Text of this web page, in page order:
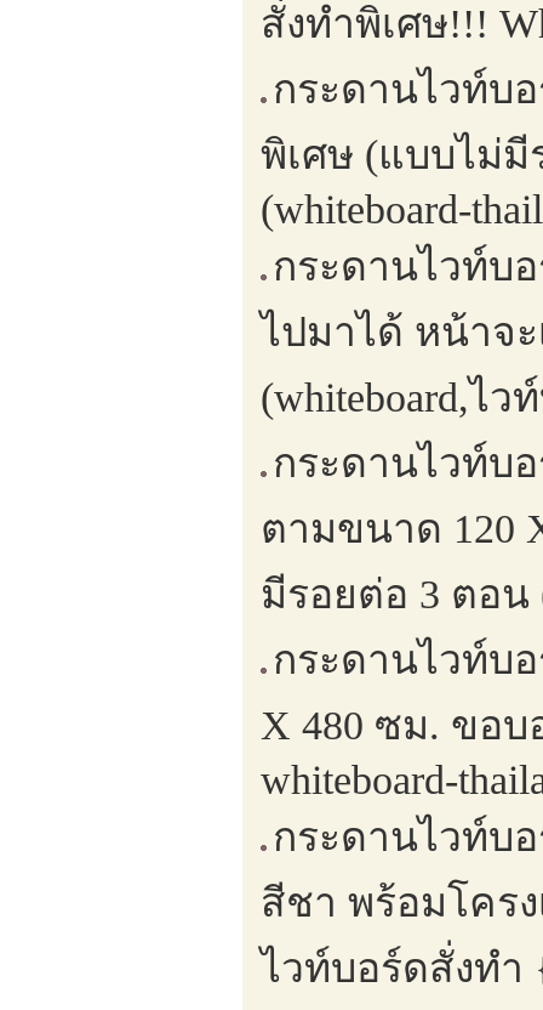
สั่งทำพิเศษ!!!
กระดานไวท์บ
พิเศษ (แบบไม่มี
(whiteboard-
กระดานไวท์บ
ไปมาได้ หน้าจ
(whiteboard,ไ
กระดานไวท์บ
ตามขนาด 120
มีรอยต่อ 3 ตอน
กระดานไวท์บ
X 480 ซม. ขอ
whiteboard-
กระดานไวท์บ
สีชา พร้อมโคร
ไวท์บอร์ดสั่งทำ